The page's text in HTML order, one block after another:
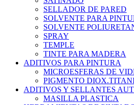
SELLADOR DE PARED
SOLVENTE PARA
SOLVENTE
SPRAY
TEMPLE
TINTE PARA MADERA
ADITIVOS PARA PINTURA
MICROESFERAS DE
PIGMENTO
ADITIVOS Y SELLANTES
MASILLA PLASTICA